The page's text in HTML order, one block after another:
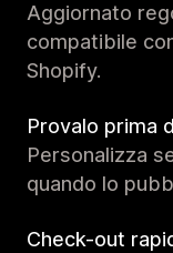
Aggiornato
compatibile
Shopify.
Provalo prima
Personalizza
quando lo
Check-out